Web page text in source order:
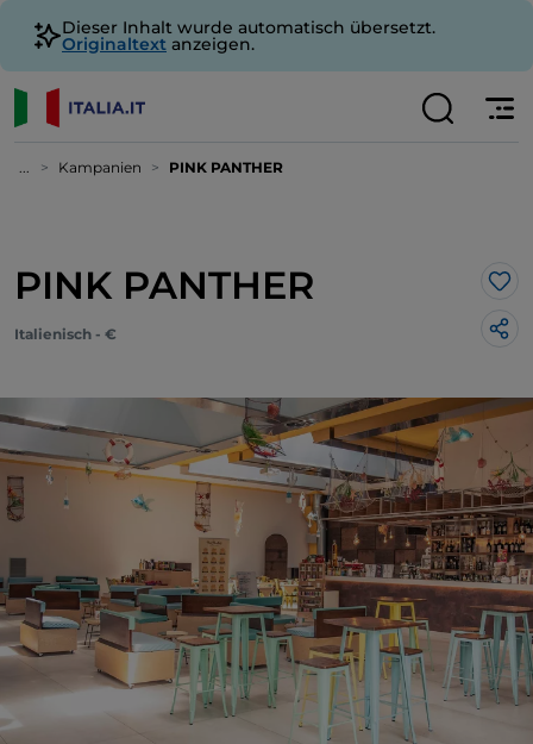
Dieser Inhalt wurde automatisch übersetzt.
Originaltext anzeigen.
... Kampanien PINK PANTHER
PINK PANTHER
Italienisch - €